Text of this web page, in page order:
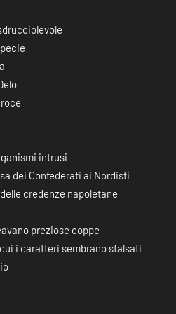
intrusi
dei Confederati ai Nordisti
credenze napoletane
preziose coppe
i caratteri sembrano sfalsati